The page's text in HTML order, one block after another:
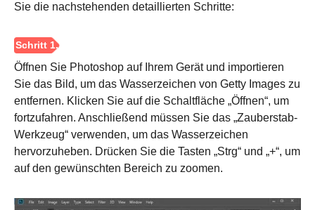
Sie die nachstehenden detaillierten Schritte:
Öffnen Sie Photoshop auf Ihrem Gerät und importieren
Sie das Bild, um das Wasserzeichen von Getty Images zu
entfernen. Klicken Sie auf die Schaltfläche „Öffnen“, um
fortzufahren. Anschließend müssen Sie das „Zauberstab-
Werkzeug“ verwenden, um das Wasserzeichen
hervorzuheben. Drücken Sie die Tasten „Strg“ und „+“, um
auf den gewünschten Bereich zu zoomen.